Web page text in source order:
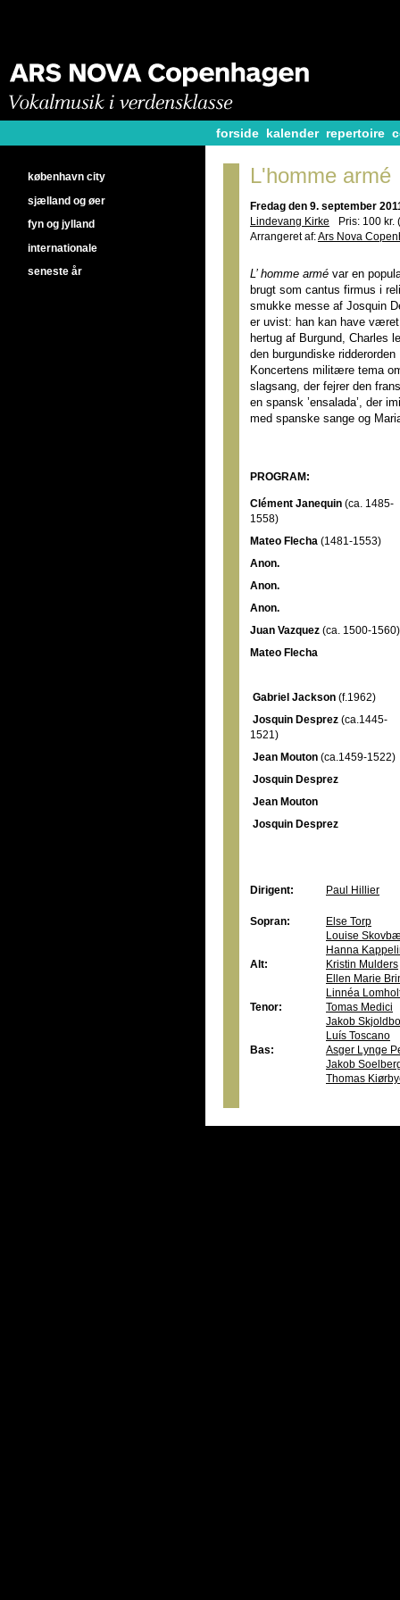
forside kalender repertoire
L'homme armé
Fredag den 9. september
Lindevang Kirke
Pris: 100
Arrangeret af:Ars Nova
L’ homme armé var en
brugt som cantus firmus i
smukke messe af Josquin
er uvist: han kan have
hertug af Burgund, Charles
den burgundiske
Koncertens militære tema
slagsang, der fejrer den
en spansk ’ensalada’, der
med spanske sange og
PROGRAM:
Clément Janequin (ca. 1485-
1558)
Mateo Flecha (1481-1553)
Anon.
Anon.
Anon.
Juan Vazquez (ca. 1500-1560)
Mateo Flecha
Gabriel Jackson (f.1962)
Josquin Desprez (ca.1445-
1521)
Jean Mouton (ca.1459-1522)
Josquin Desprez
Jean Mouton
Josquin Desprez
Dirigent: Paul Hillier
Sopran:
Else Torp
Louise
Hanna
Alt:
Kristin Mulders
Ellen Marie
Linnéa
Tenor:
Tomas Medici
Jakob
Luís Toscano
Bas:
Asger Lynge
Jakob
Thomas
københavn city
sjælland og øer
fyn og jylland
internationale
seneste år